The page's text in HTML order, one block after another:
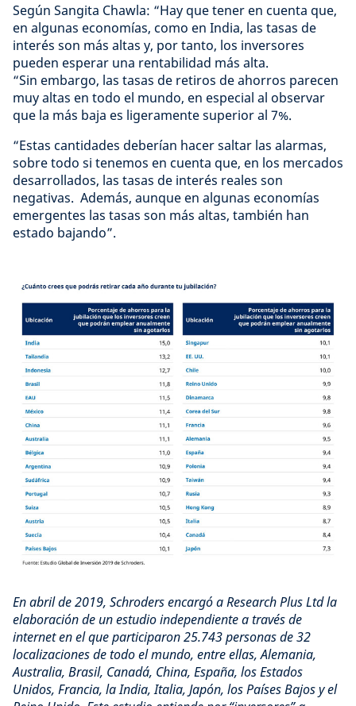
Según Sangita Chawla: “Hay que tener en cuenta que,
en algunas economías, como en India, las tasas de
interés son más altas y, por tanto, los inversores
pueden esperar una rentabilidad más alta.
“Sin embargo, las tasas de retiros de ahorros parecen
muy altas en todo el mundo, en especial al observar
que la más baja es ligeramente superior al 7%.
“Estas cantidades deberían hacer saltar las alarmas,
sobre todo si tenemos en cuenta que, en los mercados
desarrollados, las tasas de interés reales son
negativas. Además, aunque en algunas economías
emergentes las tasas son más altas, también han
estado bajando”.
En abril de 2019, Schroders encargó a Research Plus Ltd la
elaboración de un estudio independiente a través de
internet en el que participaron 25.743 personas de 32
localizaciones de todo el mundo, entre ellas, Alemania,
Australia, Brasil, Canadá, China, España, los Estados
Unidos, Francia, la India, Italia, Japón, los Países Bajos y el